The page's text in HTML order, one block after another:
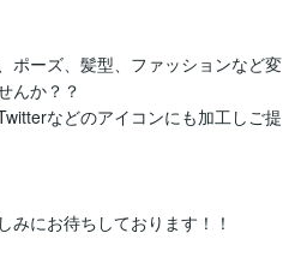
ポーズ、髪型、ファッションなど変
んか？？
などのアイコンにも加工しご提